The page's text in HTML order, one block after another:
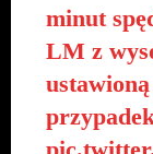
minut
LM z